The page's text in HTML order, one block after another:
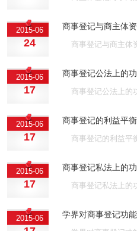
2015-06
24
商事登记与商主体
商事登记与商主体
2015-06
17
商事登记公法上的
商事登记公法上的
2015-06
17
商事登记的利益平
商事登记的利益平
2015-06
17
商事登记私法上的
商事登记私法上的
2015-06 学界对商事登记功